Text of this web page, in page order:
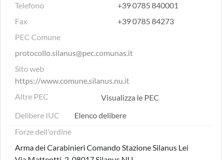
Telefono
+39 0785 840001
Fax
+39 0785 84273
PEC Comune
protocollo.silanus@pec.comunas.it
Sito web
https://www.comune.silanus.nu.it
Altre PEC
Visualizza le PEC
Delibere IUC
Elenco delibere
Forze dell'ordine
Arma dei Carabinieri Comando Stazione Silanus Lei